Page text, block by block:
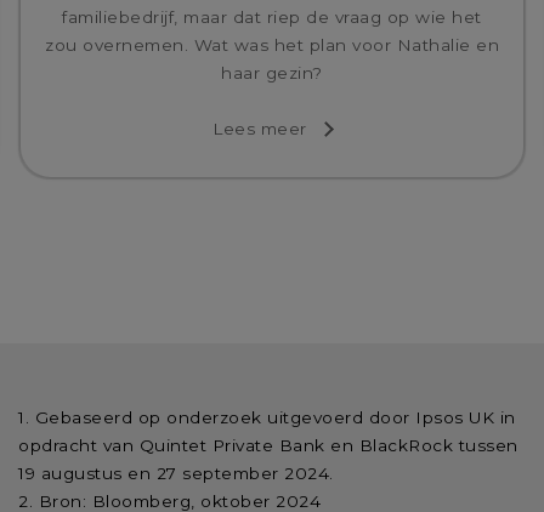
familiebedrijf, maar dat riep de vraag op wie het
zou overnemen. Wat was het plan voor Nathalie en
haar gezin?
Lees meer
Gebaseerd op onderzoek uitgevoerd door Ipsos UK in
opdracht van Quintet Private Bank en BlackRock tussen
19 augustus en 27 september 2024.
Bron: Bloomberg, oktober 2024